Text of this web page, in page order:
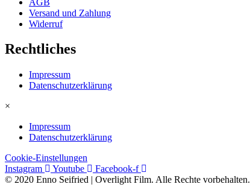
Versand und Zahlung
Widerruf
Rechtliches
Impressum
Datenschutzerklärung
×
Impressum
Datenschutzerklärung
Cookie-Einstellungen
Instagram
Youtube
Facebook-f
© 2020 Enno Seifried | Overlight Film. Alle Rechte vorbehalten.